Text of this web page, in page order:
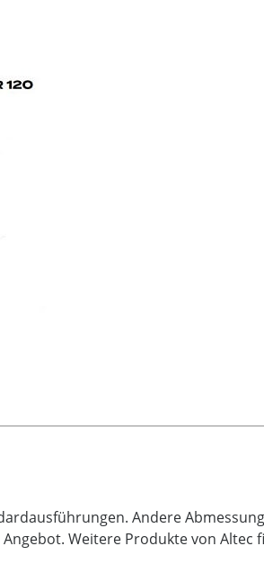
Andere
Weitere Produkte von Altec